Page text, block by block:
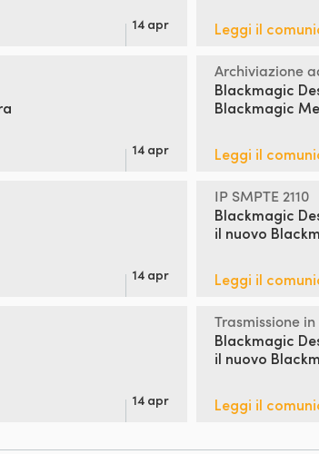
14 apr Leggi il
14 apr
Archiviazione
Blackmagic
Blackmagic
Leggi il
14 apr
IP SMPTE 2110
Blackmagic
il nuovo
Leggi il
14 apr
Trasmissione
Blackmagic
il nuovo
Leggi il